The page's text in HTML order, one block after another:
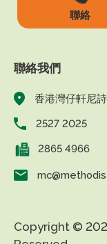
聯絡
聯絡我們
香港灣仔軒尼
2527 2025
2865 4966
Copyright ©